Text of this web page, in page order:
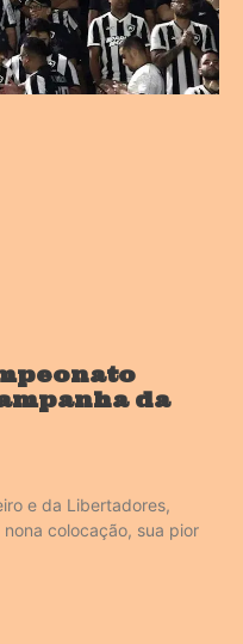
da
e da Libertadores,
colocação, sua pior